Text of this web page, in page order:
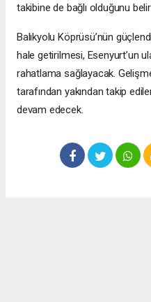
takibine de bağlı olduğunu
Balıkyolu Köprüsü’nün
hale getirilmesi, Esenyurt’un
rahatlama sağlayacak.
tarafından yakından takip
devam edecek.